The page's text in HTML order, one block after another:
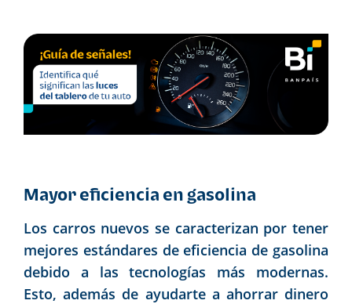
Mayor eficiencia en gasolina
Los carros nuevos se caracterizan por tener
mejores estándares de eficiencia de gasolina
debido a las tecnologías más modernas.
Esto, además de ayudarte a ahorrar dinero